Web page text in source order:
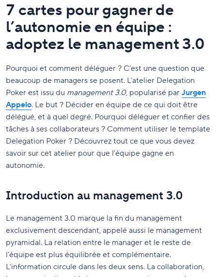
7 cartes pour gagner de
l’autonomie en équipe :
adoptez le management 3.0
Pourquoi et comment déléguer ? C’est une question que
beaucoup de managers se posent. L’atelier Delegation
Poker est issu du management 3.0, popularisé par Jurgen
Appelo. Le but ? Décider en équipe de ce qui doit être
délégué, et à quel degré. Pourquoi déléguer et confier des
tâches à ses collaborateurs ? Comment utiliser le template
Delegation Poker ? Découvrez tout ce que vous devez
savoir sur cet atelier pour que l’équipe gagne en
autonomie.
Introduction au management 3.0
Le management 3.0 marque la fin du management
exclusivement descendant, appelé aussi le management
pyramidal. La relation entre le manager et le reste de
l’équipe est plus équilibrée et complémentaire.
L’information circule dans les deux sens. La collaboration,